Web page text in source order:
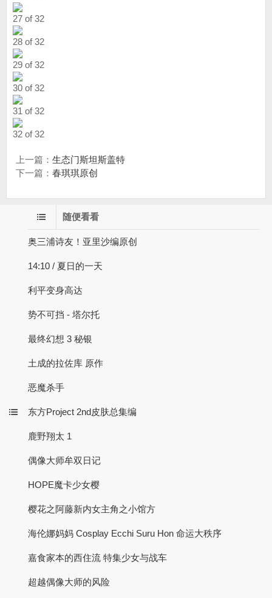
27 of 32
28 of 32
29 of 32
30 of 32
31 of 32
32 of 32
上一篇： 生态门斯坦斯盖特
下一篇： 春琪琪原创
随便看看
奥三浦诗友！亚里沙编原创
14:10 / 夏日的一天
利平变身高达
势不可挡 - 塔尔托
最终幻想 3 秘银
土成的拉佐库 原作
恶魔杀手
东方Project 2nd皮肤总集编
鹿野翔太 1
偶像大师牟双日记
HOPE魔卡少女樱
樱花之阿藤新内女主角之小馆方
海伦娜妈妈 Cosplay Ecchi Suru Hon 命运大秩序
嘉食家本的西住流 特集少女与战车
超越偶像大师的风险